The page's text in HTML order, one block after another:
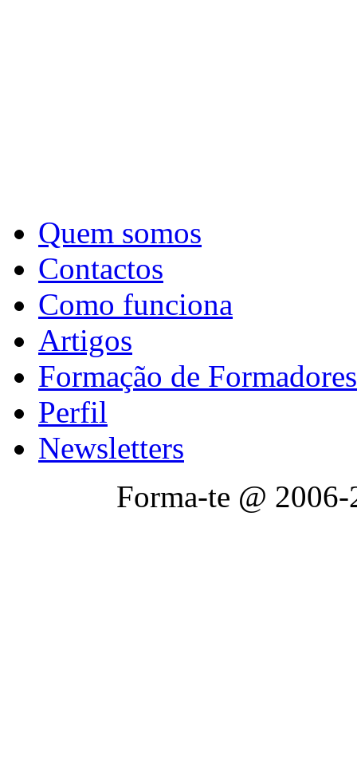
Quem somos
Contactos
Como funciona
Artigos
Formação de Formadores
Perfil
Newsletters
Forma-te @